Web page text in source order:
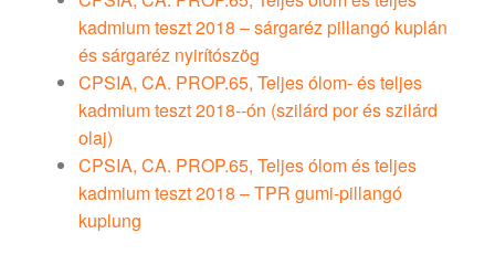
kadmium teszt 2018 – sárgaréz pillangó kuplán
és sárgaréz nyirítószög
CPSIA, CA. PROP.65, Teljes ólom- és teljes
kadmium teszt 2018--ón (szilárd por és szilárd
olaj)
CPSIA, CA. PROP.65, Teljes ólom és teljes
kadmium teszt 2018 – TPR gumi-pillangó
kuplung